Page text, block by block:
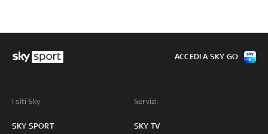
I siti Sky:
SKY SPORT
Servizi:
SKY TV
ACCEDI A SKY GO